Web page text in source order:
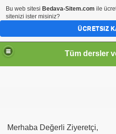
Merhaba Değerli Ziyeretçi,
Bu web sitesi Bedava-Sitem.com ile
sitenizi ister misiniz?
ÜCRETSIZ